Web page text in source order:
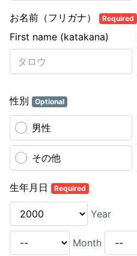
お名前（フリガナ） Required
First name (katakana)
性別 Optional
男性
その他
生年月日 Required
Year
Month